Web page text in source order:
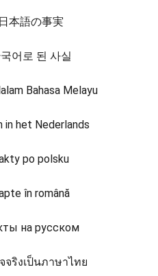
語の事実
어로 된 사실
Bahasa Melayu
het Nederlands
po polsku
în română
на русском
ริงเป็นภาษาไทย